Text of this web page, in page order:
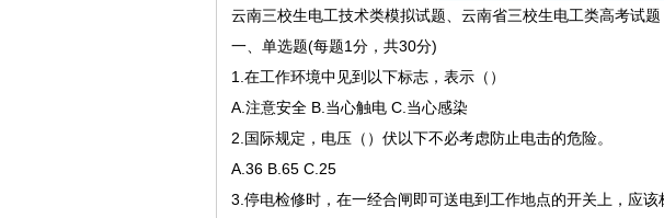
云南三校生电工技术类模拟试题、云南省三校生电工类高考试题
一、单选题(每题1分，共30分)
1.在工作环境中见到以下标志，表示（）
A.注意安全 B.当心触电 C.当心感染
2.国际规定，电压（）伏以下不必考虑防止电击的危险。
A.36 B.65 C.25
3.停电检修时，在一经合闸即可送电到工作地点的开关上，应该